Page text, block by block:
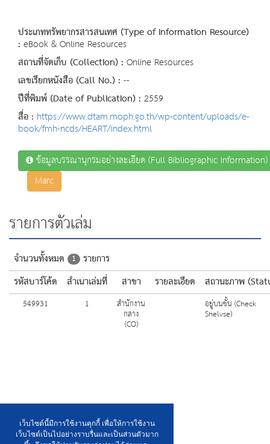
เว็บไซต์นี้มีการใช้งานคุกกี้ เพื่อให้การใช้งาน
เว็บไซต์เป็นไปอย่างราบรื่นและเป็นส่วนตัวมาก
ประเภททรัพยากรสารสนเทศ (Type of Information Resource)
: eBook & Online Resources
สถานที่จัดเก็บ (Collection) : Online Resources
เลขเรียกหนังสือ (Call No.) : --
ปีที่พิมพ์ (Date of Publication) : 2559
สื่อ : https://www.dtam.moph.go.th/wp-content/uploads/e-
book/fmh-ncds/HEART/index.html
ข้อมูลบรรณานุกรมอย่างละเอียด (Full Bibliographic Information)
Marc
รายการตัวเล่ม
จำนวนทั้งหมด 1 รายการ
รหัสบาร์โค้ด
สำเนาเล่มที่ สาขา รายละเอียด สถานะภาพ
549931 1 สำนักงาน
กลาง
(CO)
อยู่บนชั้น (Check
Shelvse)